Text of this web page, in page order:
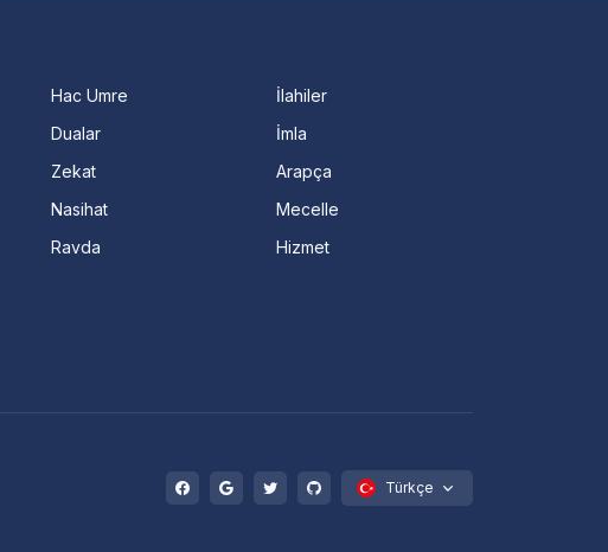
Hac Umre
Dualar
Zekat
Nasihat
Ravda
İlahiler
İmla
Arapça
Mecelle
Hizmet
Türkçe